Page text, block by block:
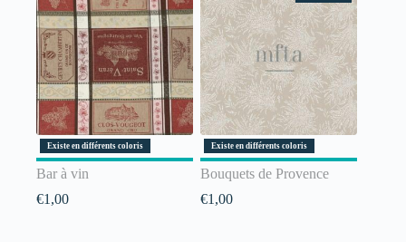
Existe en différents coloris
Bar à vin
€1,00
Existe en différents coloris
Bouquets de Provence
€1,00